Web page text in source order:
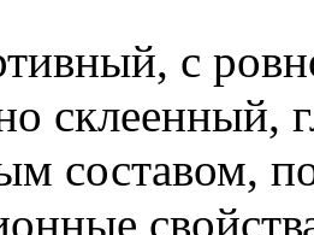
с
склеенный,
составом,